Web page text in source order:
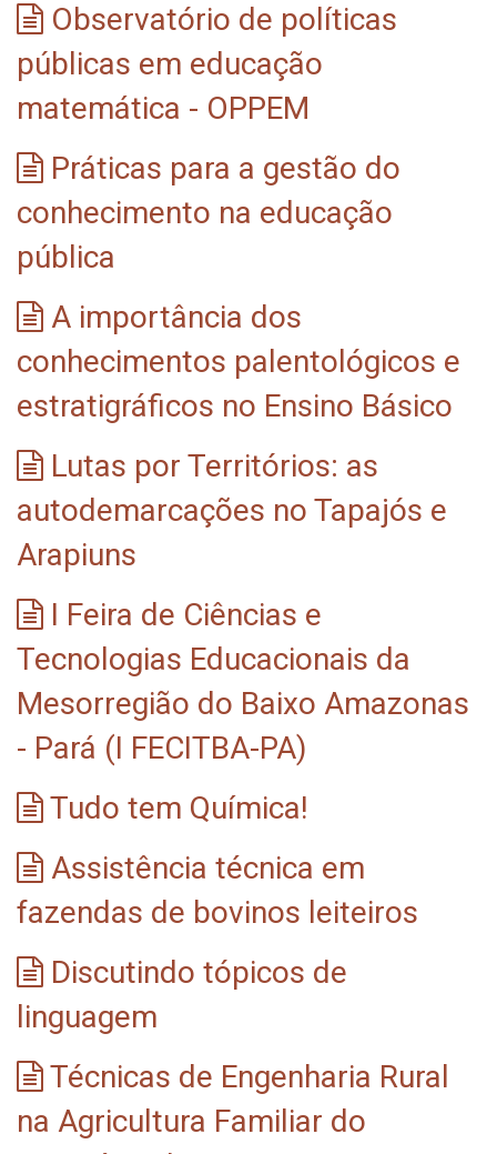
Observatório de políticas
públicas em educação
matemática - OPPEM
Práticas para a gestão do
conhecimento na educação
pública
A importância dos
conhecimentos palentológicos e
estratigráficos no Ensino Básico
Lutas por Territórios: as
autodemarcações no Tapajós e
Arapiuns
I Feira de Ciências e
Tecnologias Educacionais da
Mesorregião do Baixo Amazonas
- Pará (I FECITBA-PA)
Tudo tem Química!
Assistência técnica em
fazendas de bovinos leiteiros
Discutindo tópicos de
linguagem
Técnicas de Engenharia Rural
na Agricultura Familiar do